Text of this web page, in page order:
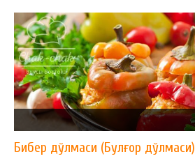
Бибер дўлмаси (Булғор дўлмаси)